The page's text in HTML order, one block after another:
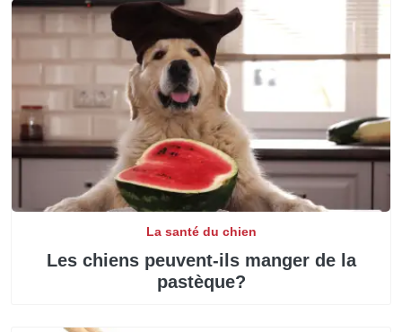
La santé du chien
Les chiens peuvent-ils manger de la
pastèque?